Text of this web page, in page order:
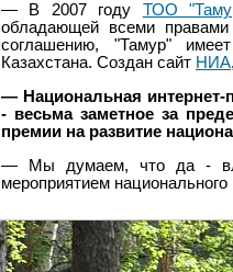
— В 2007 году ТОО
обладающей всеми
соглашению, "Тамур"
Казахстана. Создан сайт НИА
— Национальная интернет-
- весьма заметное за
премии на развитие
— Мы думаем, что да -
мероприятием